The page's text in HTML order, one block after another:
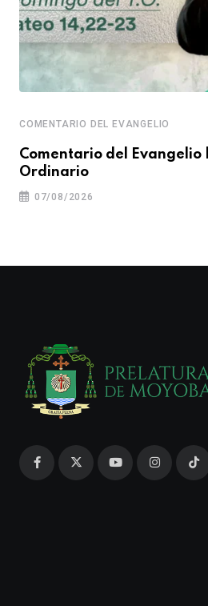
COMENTARIO DEL EVANGELIO
Comentario del Evangelio
Ordinario
07/08/2026